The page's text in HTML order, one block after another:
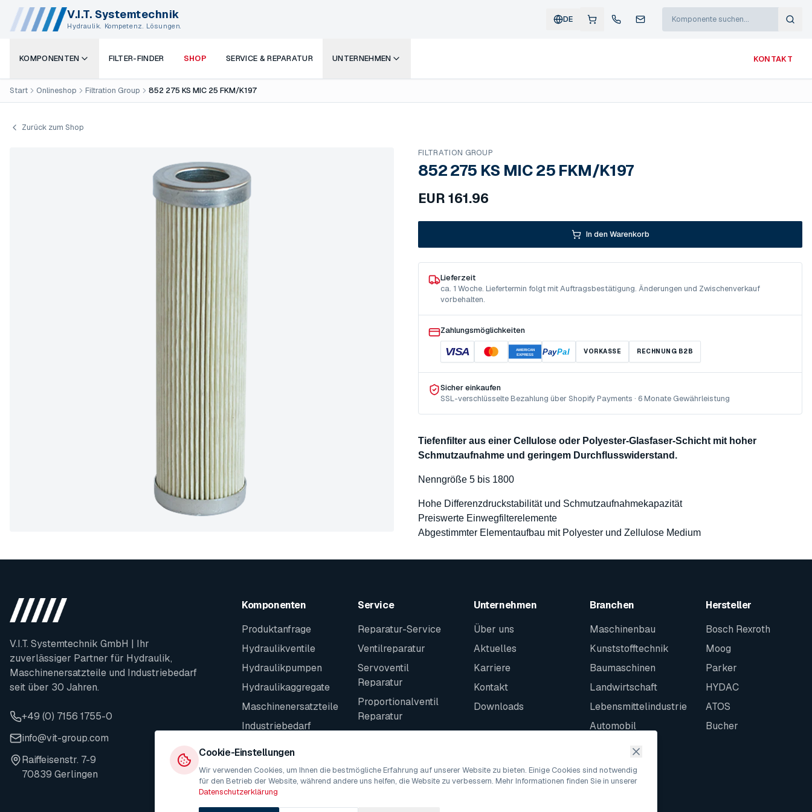
V.I.T. Systemtechnik
Hydraulik. Kompetenz. Lösungen.
DE
KOMPONENTEN FILTER-FINDER SHOP SERVICE & REPARATUR UNTERNEHMEN KONTAKT
Start Onlineshop Filtration Group 852 275 KS MIC 25 FKM/K197
Zurück zum Shop
FILTRATION GROUP
852 275 KS MIC 25 FKM/K197
EUR 161.96
In den Warenkorb
Lieferzeit
ca. 1 Woche. Liefertermin folgt mit Auftragsbestätigung. Änderungen und Zwischenverkauf
vorbehalten.
Zahlungsmöglichkeiten
VISA
AMERICAN
EXPRESS
PayPal VORKASSE RECHNUNG B2B
Sicher einkaufen
SSL-verschlüsselte Bezahlung über Shopify Payments · 6 Monate Gewährleistung
Tiefenfilter aus einer Cellulose oder Polyester-Glasfaser-Schicht mit hoher
Schmutzaufnahme und geringem Durchflusswiderstand.
Nenngröße 5 bis 1800
Hohe Differenzdruckstabilität und Schmutzaufnahmekapazität
Preiswerte Einwegfilterelemente
Abgestimmter Elementaufbau mit Polyester und Zellulose Medium
V.I.T. Systemtechnik GmbH | Ihr
zuverlässiger Partner für Hydraulik,
Maschinenersatzteile und Industriebedarf
seit über 30 Jahren.
+49 (0) 7156 1755-0
info@vit-group.com
Raiffeisenstr. 7-9
70839 Gerlingen
Komponenten
Produktanfrage
Hydraulikventile
Hydraulikpumpen
Hydraulikaggregate
Maschinenersatzteile
Industriebedarf
Service
Reparatur-Service
Ventilreparatur
Servoventil
Reparatur
Proportionalventil
Reparatur
Unternehmen
Über uns
Aktuelles
Karriere
Kontakt
Downloads
Branchen
Maschinenbau
Kunststofftechnik
Baumaschinen
Landwirtschaft
Lebensmittelindustrie
Automobil
Intralogistik
Hersteller
Bosch Rexroth
Moog
Parker
HYDAC
ATOS
Bucher
Cookie-Einstellungen
Wir verwenden Cookies, um Ihnen die bestmögliche Erfahrung auf unserer Website zu bieten. Einige Cookies sind notwendig
für den Betrieb der Website, während andere uns helfen, die Website zu verbessern. Mehr Informationen finden Sie in unserer
Datenschutzerklärung